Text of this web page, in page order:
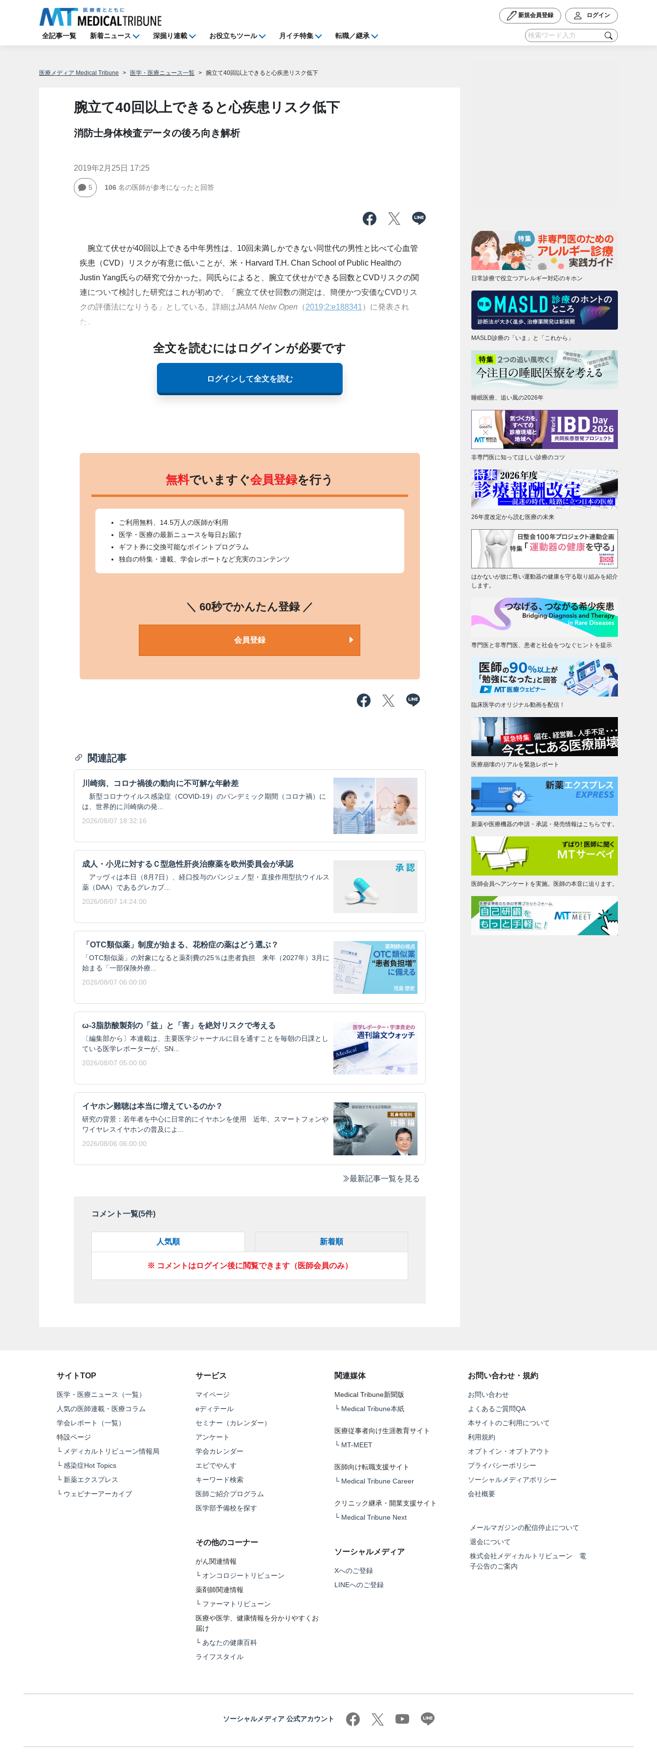
新規会員登録 ログイン
全記事一覧 新着ニュース 深掘り連載 お役立ちツール 月イチ特集 転職／継承
医療メディア Medical Tribune 医学・医療ニュース一覧 腕立て40回以上できると心疾患リスク低下
腕立て40回以上できると心疾患リスク低下
消防士身体検査データの後ろ向き解析
2019年2月25日 17:25
5 106名の医師が参考になったと回答
腕立て伏せが40回以上できる中年男性は、10回未満しかできない同世代の男性と比べて心血管
疾患（CVD）リスクが有意に低いことが、米・Harvard T.H. Chan School of Public Healthの
Justin Yang氏らの研究で分かった。同氏らによると、腕立て伏せができる回数とCVDリスクの関
連について検討した研究はこれが初めで、「腕立て伏せ回数の測定は、簡便かつ安価なCVDリス
クの評価法になりうる」としている。詳細はJAMA Netw Open （2019;2:e188341）に発表され
た。
全文を読むにはログインが必要です
ログインして全文を読む
無料でいますぐ会員登録を行う
ご利用無料、14.5万人の医師が利用
医学・医療の最新ニュースを毎日お届け
ギフト券に交換可能なポイントプログラム
独自の特集・連載、学会レポートなど充実のコンテンツ
＼ 60秒でかんたん登録 ／
会員登録
関連記事
川崎病、コロナ禍後の動向に不可解な年齢差
新型コロナウイルス感染症（COVID-19）のパンデミック期間（コロナ禍）に
は、世界的に川崎病の発...
2026/08/07 18:32:16
成人・小児に対するＣ型急性肝炎治療薬を欧州委員会が承認
アッヴィは本日（8月7日）、経口投与のパンジェノ型・直接作用型抗ウイルス
薬（DAA）であるグレカプ...
2026/08/07 14:24:00
「OTC類似薬」制度が始まる、花粉症の薬はどう選ぶ？
「OTC類似薬」の対象になると薬剤費の25％は患者負担 来年（2027年）3月に
始まる「一部保険外療...
2026/08/07 06:00:00
ω-3脂肪酸製剤の「益」と「害」を絶対リスクで考える
〔編集部から〕本連載は、主要医学ジャーナルに目を通すことを毎朝の日課とし
ている医学レポーターが、SN...
2026/08/07 05:00:00
イヤホン難聴は本当に増えているのか？
研究の背景：若年者を中心に日常的にイヤホンを使用 近年、スマートフォンや
ワイヤレスイヤホンの普及によ...
2026/08/06 06:00:00
最新記事一覧を見る
コメント一覧(5件)
人気順 新着順
※ コメントはログイン後に閲覧できます（医師会員のみ）
日常診療で役立つアレルギー対応のキホン
MASLD診療の「いま」と「これから」
睡眠医療、追い風の2026年
非専門医に知ってほしい診療のコツ
26年度改定から読む医療の未来
はかないが故に尊い運動器の健康を守る取り組みを紹介
します。
専門医と非専門医、患者と社会をつなぐヒントを提示
臨床医学のオリジナル動画を配信！
医療崩壊のリアルを緊急レポート
新薬や医療機器の申請・承認・発売情報はこちらです。
医師会員へアンケートを実施。医師の本音に迫ります。
サイトTOP
医学・医療ニュース（一覧）
人気の医師連載・医療コラム
学会レポート（一覧）
特設ページ
└ メディカルトリビューン情報局
└ 感染症Hot Topics
└ 新薬エクスプレス
└ ウェビナーアーカイブ
サービス
マイページ
eディテール
セミナー（カレンダー）
アンケート
学会カレンダー
エビでやんす
キーワード検索
医師ご紹介プログラム
医学部予備校を探す
その他のコーナー
がん関連情報
└ オンコロジートリビューン
薬剤師関連情報
└ ファーマトリビューン
医療や医学、健康情報を分かりやすくお
届け
└ あなたの健康百科
ライフスタイル
関連媒体
Medical Tribune新聞版
└ Medical Tribune本紙
医療従事者向け生涯教育サイト
└ MT-MEET
医師向け転職支援サイト
└ Medical Tribune Career
クリニック継承・開業支援サイト
└ Medical Tribune Next
ソーシャルメディア
Xへのご登録
LINEへのご登録
お問い合わせ・規約
お問い合わせ
よくあるご質問QA
本サイトのご利用について
利用規約
オプトイン・オプトアウト
プライバシーポリシー
ソーシャルメディアポリシー
会社概要
メールマガジンの配信停止について
退会について
株式会社メディカルトリビューン 電
子公告のご案内
ソーシャルメディア 公式アカウント